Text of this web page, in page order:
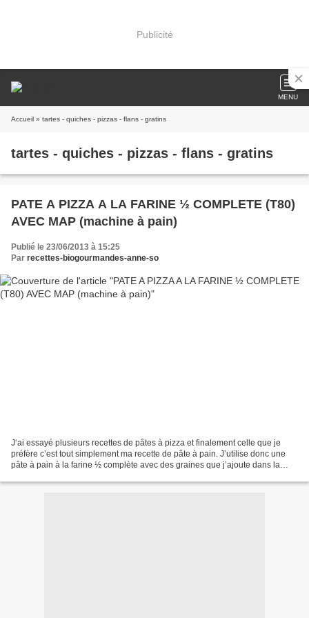
Publicité
MENU
Accueil » tartes - quiches - pizzas - flans - gratins
tartes - quiches - pizzas - flans - gratins
PATE A PIZZA A LA FARINE ½ COMPLETE (T80)
AVEC MAP (machine à pain)
Publié le 23/06/2013 à 15:25
Par recettes-biogourmandes-anne-so
J‘ai essayé plusieurs recettes de pâtes à pizza et finalement celle que je
préfère c’est tout simplement ma recette de pâte à pain. J’utilise donc une
pâte à pain à la farine ½ complète avec des graines que j’ajoute dans la